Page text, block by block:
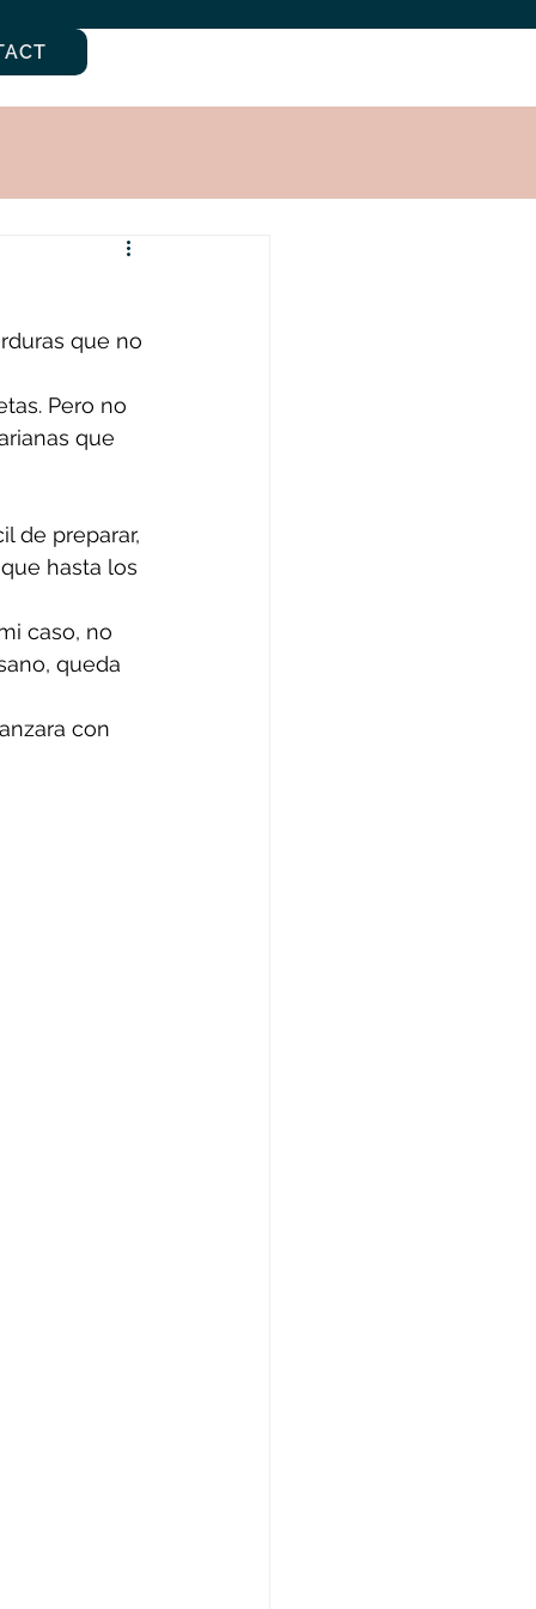
que no
Pero no
que
de preparar,
hasta los
caso, no
queda
con